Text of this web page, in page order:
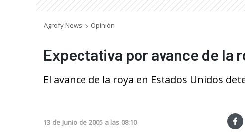
Agrofy News Opinión
Expectativa por avance de la
El avance de la roya en Estados Unidos
13 de Junio de 2005 a las 08:10